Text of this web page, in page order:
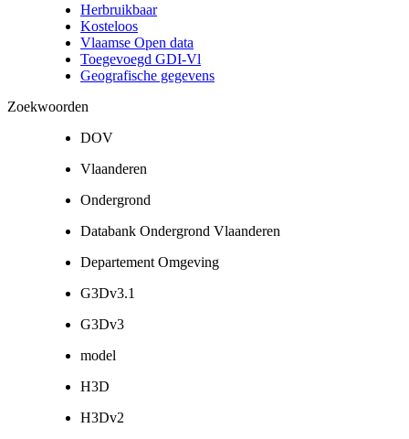
Herbruikbaar
Kosteloos
Vlaamse Open data
Toegevoegd GDI-Vl
Geografische gegevens
Zoekwoorden
DOV
Vlaanderen
Ondergrond
Databank Ondergrond Vlaanderen
Departement Omgeving
G3Dv3.1
G3Dv3
model
H3D
H3Dv2